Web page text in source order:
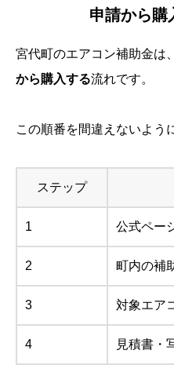
申請から購
宮代町のエアコン補助金は、
から購入する流れです。
この順番を間違えないよう
ステップ
1 公式ペー
2 町内の補
3 対象エア
4 見積書・